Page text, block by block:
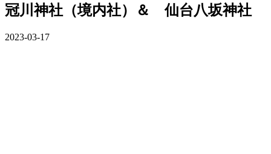
冠川神社（境内社）＆ 仙台八坂神社
2023-03-17